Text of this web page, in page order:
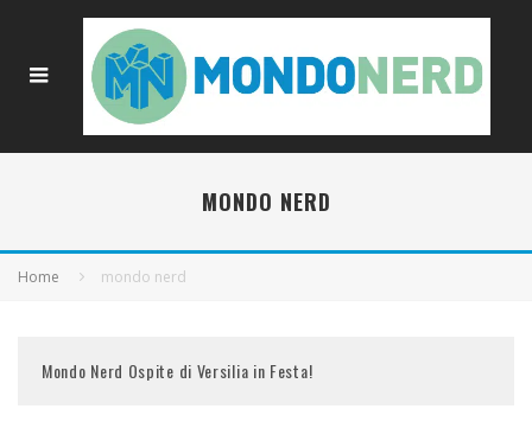
MONDO NERD
Home mondo nerd
Mondo Nerd Ospite di Versilia in Festa!